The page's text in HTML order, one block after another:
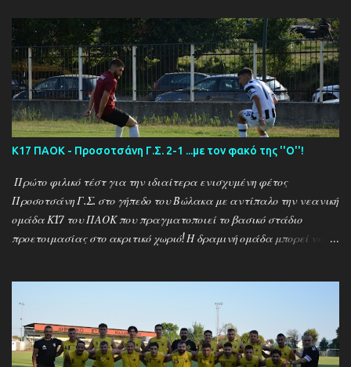
Κ17 ΠΑΟΚ - Προσοτσάνη Γ.Σ. 2-1 ...με τον φακό της ''Ο''!
Πρώτο φιλικό τέστ για την ιδιαίτερα ενισχυμένη φέτος
Προσοτσάνη Γ.Σ. στο γήπεδο του Βώλακα με αντίπαλο την νεανική
ομάδα Κ17 του ΠΑΟΚ που πραγματοποιεί το βασικό στάδιο
προετοιμασίας στο ακριτικό χωριό! Η δραμινή ομάδα μπορεί να
κινήσεις και σίγουρα θέλει τον απαραίτητο χρόνο για να ''δέσει''
ως σύνολο , με τον ''Ψηλό'' Γιάννη Ιωαννίδη να δίνει χρόνο
συμμετοχής σε όλους τους διαθέσιμους ποδοσφαιριστές.. Ο ΠΑΟΚ